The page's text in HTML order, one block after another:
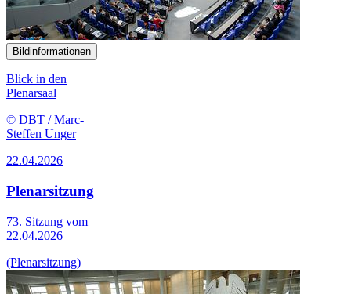
Bildinformationen
Blick in den
Plenarsaal
© DBT / Marc-
Steffen Unger
22.04.2026
Plenarsitzung
73. Sitzung vom
22.04.2026
(Plenarsitzung)